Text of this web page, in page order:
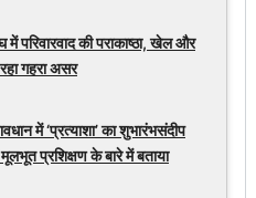
परिवारवाद की पराकाष्ठा, खेल और
गहरा असर
में ‘प्रत्याशा’ का शुभारंभसंदीप
प्रशिक्षण के बारे में बताया